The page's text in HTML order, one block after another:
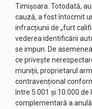
Timișoara. Totodată,
cauză, a fost întocmit
infracțiunii de „furt
vederea identificării
se impun. De
ce privește
muniții, proprietarul
contravențional
între 5.001 și 10.000 de
complementară a